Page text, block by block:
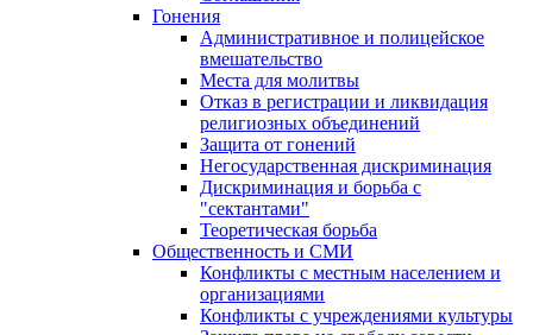
Гонения
Административное и полицейское
вмешательство
Места для молитвы
Отказ в регистрации и ликвидация
религиозных объединений
Защита от гонений
Негосударственная дискриминация
Дискриминация и борьба с
"сектантами"
Теоретическая борьба
Общественность и СМИ
Конфликты с местным населением и
организациями
Конфликты с учреждениями культуры